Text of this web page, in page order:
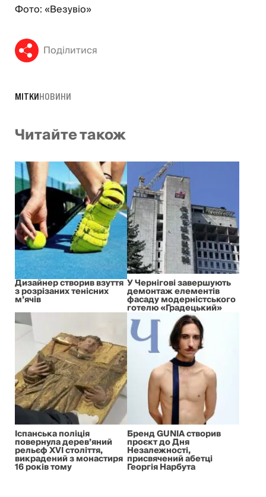
Фото: «Везувіо»
Поділитися
МІТКИНОВИНИ
Читайте також
Дизайнер створив взуття
з розрізаних тенісних
м’ячів
У Чернігові завершують
демонтаж елементів
фасаду модерністського
готелю «Градецький»
Іспанська поліція
повернула дерев’яний
рельєф XVI століття,
викрадений з монастиря
16 років тому
Бренд GUNIA створив
проєкт до Дня
Незалежності,
присвячений абетці
Георгія Нарбута